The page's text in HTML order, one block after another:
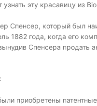
узнать эту красавицу
Спенсер, который был
1882 года, когда его
Спенсера
приобретены